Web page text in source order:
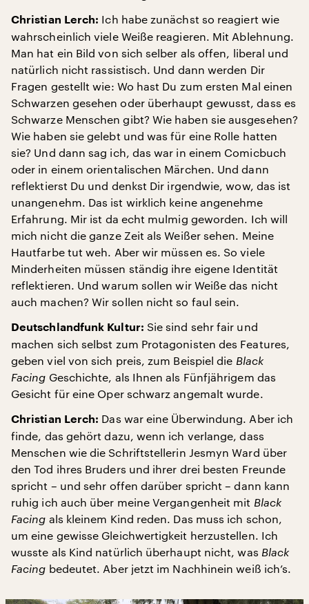
Christian Lerch: Ich habe zunächst so reagiert wie
wahrscheinlich viele Weiße reagieren. Mit Ablehnung.
Man hat ein Bild von sich selber als offen, liberal und
natürlich nicht rassistisch. Und dann werden Dir
Fragen gestellt wie: Wo hast Du zum ersten Mal einen
Schwarzen gesehen oder überhaupt gewusst, dass es
Schwarze Menschen gibt? Wie haben sie ausgesehen?
Wie haben sie gelebt und was für eine Rolle hatten
sie? Und dann sag ich, das war in einem Comicbuch
oder in einem orientalischen Märchen. Und dann
reflektierst Du und denkst Dir irgendwie, wow, das ist
unangenehm. Das ist wirklich keine angenehme
Erfahrung. Mir ist da echt mulmig geworden. Ich will
mich nicht die ganze Zeit als Weißer sehen. Meine
Hautfarbe tut weh. Aber wir müssen es. So viele
Minderheiten müssen ständig ihre eigene Identität
reflektieren. Und warum sollen wir Weiße das nicht
auch machen? Wir sollen nicht so faul sein.
Deutschlandfunk Kultur: Sie sind sehr fair und
machen sich selbst zum Protagonisten des Features,
geben viel von sich preis, zum Beispiel die Black
Facing Geschichte, als Ihnen als Fünfjährigem das
Gesicht für eine Oper schwarz angemalt wurde.
Christian Lerch: Das war eine Überwindung. Aber ich
finde, das gehört dazu, wenn ich verlange, dass
Menschen wie die Schriftstellerin Jesmyn Ward über
den Tod ihres Bruders und ihrer drei besten Freunde
spricht – und sehr offen darüber spricht – dann kann
ruhig ich auch über meine Vergangenheit mit Black
Facing als kleinem Kind reden. Das muss ich schon,
um eine gewisse Gleichwertigkeit herzustellen. Ich
wusste als Kind natürlich überhaupt nicht, was Black
Facing bedeutet. Aber jetzt im Nachhinein weiß ich’s.